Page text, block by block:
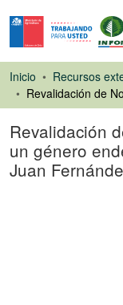
Inicio Recursos
Revalidación
un género
Juan